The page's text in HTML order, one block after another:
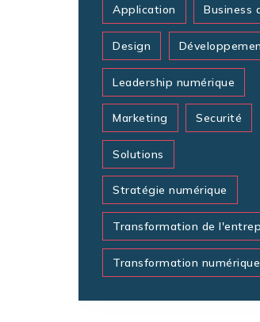
Application Business
Design
Leadership numérique
Marketing Securité
Solutions
Stratégie numérique
Transformation de
Transformation numérique